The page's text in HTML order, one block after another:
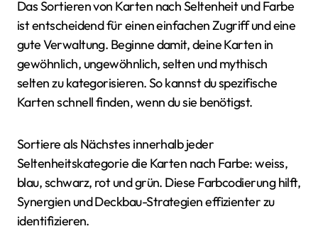
Das Sortieren von Karten nach Seltenheit und Farbe
ist entscheidend für einen einfachen Zugriff und eine
gute Verwaltung. Beginne damit, deine Karten in
gewöhnlich, ungewöhnlich, selten und mythisch
selten zu kategorisieren. So kannst du spezifische
Karten schnell finden, wenn du sie benötigst.
Sortiere als Nächstes innerhalb jeder
Seltenheitskategorie die Karten nach Farbe: weiss,
blau, schwarz, rot und grün. Diese Farbcodierung hilft,
Synergien und Deckbau-Strategien effizienter zu
identifizieren.